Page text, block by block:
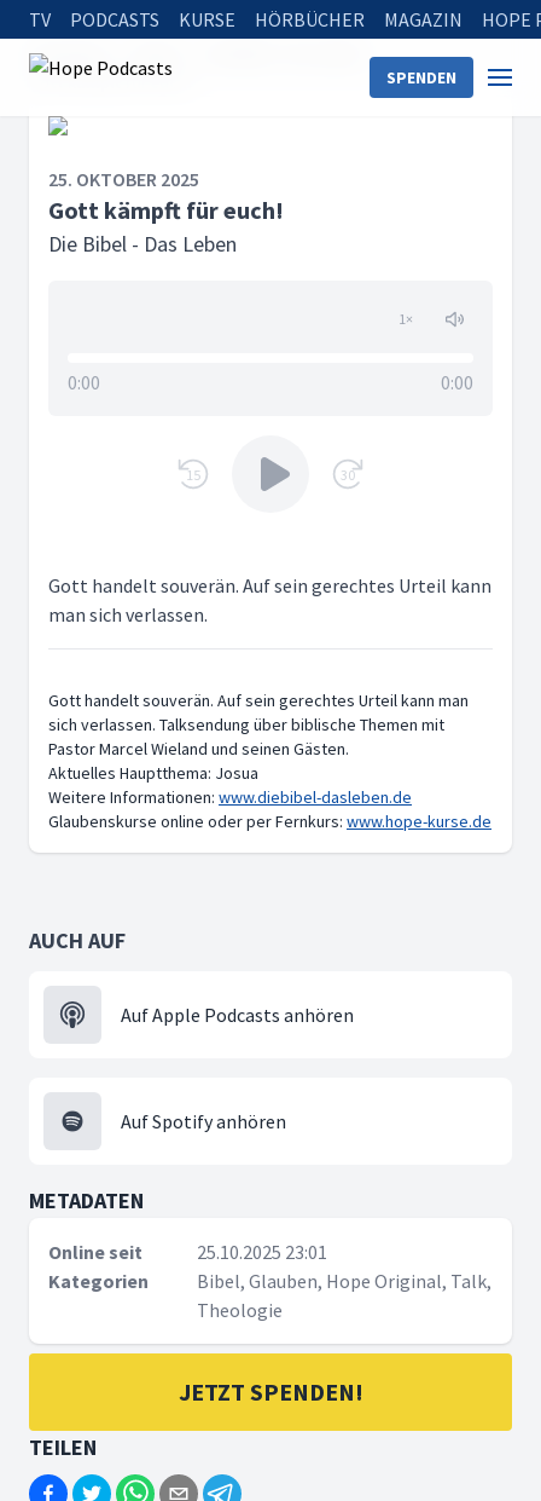
TV PODCASTS KURSE HÖRBÜCHER MAGAZIN HOPE
SPENDEN
Startseite
Gott kämpft für euch!
25. OKTOBER 2025
Gott kämpft für euch!
Die Bibel - Das Leben
1×
0:00 0:00
15 30
Gott handelt souverän. Auf sein gerechtes Urteil kann
man sich verlassen.
Gott handelt souverän. Auf sein gerechtes Urteil kann man
sich verlassen. Talksendung über biblische Themen mit
Pastor Marcel Wieland und seinen Gästen.
Aktuelles Hauptthema: Josua
Weitere Informationen: www.diebibel-dasleben.de
Glaubenskurse online oder per Fernkurs: www.hope-kurse.de
AUCH AUF
Auf Apple Podcasts anhören
Auf Spotify anhören
METADATEN
Online seit
25.10.2025 23:01
Kategorien
Bibel, Glauben, Hope Original, Talk,
Theologie
JETZT SPENDEN!
TEILEN